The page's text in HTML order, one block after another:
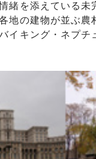
緒を添えている未
地の建物が並ぶ農
イキング・ネプチ